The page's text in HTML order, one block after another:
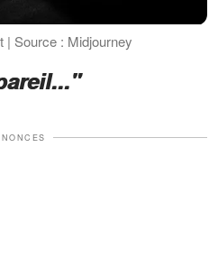
| Source : Midjourney